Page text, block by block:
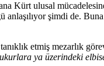
Kürt ulusal
anlaşılıyor şimdi de.
etmiş mezarlık
ya üzerindeki